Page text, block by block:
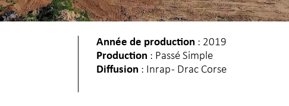
Année de production : 2019
Production : Passé Simple
Diffusion : Inrap - Drac Corse